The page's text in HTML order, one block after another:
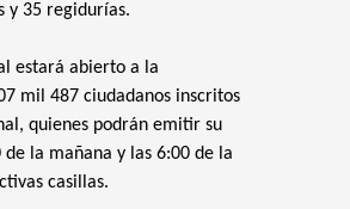
y 35 regidurías.
estará abierto a la
mil 487 ciudadanos inscritos
quienes podrán emitir su
la mañana y las 6:00 de la
casillas.